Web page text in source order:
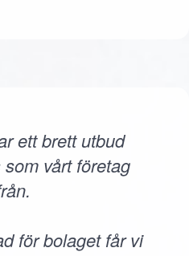
ett brett utbud
vårt företag
för bolaget får vi